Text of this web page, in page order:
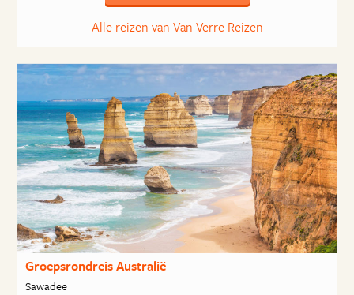
Alle reizen van Van Verre Reizen
Groepsrondreis Australië
Sawadee